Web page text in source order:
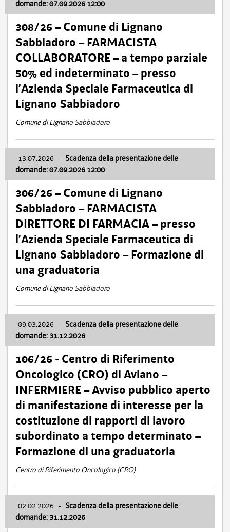
domande: 07.09.2026 12:00
308/26 – Comune di Lignano
Sabbiadoro – FARMACISTA
COLLABORATORE – a tempo parziale
50% ed indeterminato – presso
l’Azienda Speciale Farmaceutica di
Lignano Sabbiadoro
Comune di Lignano Sabbiadoro
13.07.2026 - Scadenza della presentazione delle
domande: 07.09.2026 12:00
306/26 – Comune di Lignano
Sabbiadoro – FARMACISTA
DIRETTORE DI FARMACIA – presso
l’Azienda Speciale Farmaceutica di
Lignano Sabbiadoro – Formazione di
una graduatoria
Comune di Lignano Sabbiadoro
09.03.2026 - Scadenza della presentazione delle
domande: 31.12.2026
106/26 - Centro di Riferimento
Oncologico (CRO) di Aviano –
INFERMIERE – Avviso pubblico aperto
di manifestazione di interesse per la
costituzione di rapporti di lavoro
subordinato a tempo determinato –
Formazione di una graduatoria
Centro di Riferimento Oncologico (CRO)
02.02.2026 - Scadenza della presentazione delle
domande: 31.12.2026